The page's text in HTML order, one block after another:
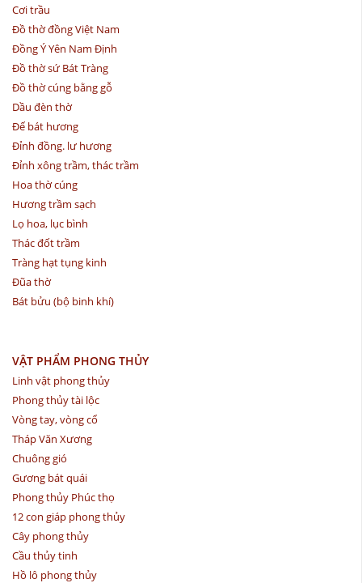
Cơi trầu
Đồ thờ đồng Việt Nam
Đồng Ý Yên Nam Định
Đồ thờ sứ Bát Tràng
Đồ thờ cúng bằng gỗ
Dầu đèn thờ
Đế bát hương
Đỉnh đồng. lư hương
Đỉnh xông trầm, thác trầm
Hoa thờ cúng
Hương trầm sạch
Lọ hoa, lục bình
Thác đốt trầm
Tràng hạt tụng kinh
Đũa thờ
Bát bửu (bộ binh khí)
VẬT PHẨM PHONG THỦY
Linh vật phong thủy
Phong thủy tài lộc
Vòng tay, vòng cổ
Tháp Văn Xương
Chuông gió
Gương bát quái
Phong thủy Phúc thọ
12 con giáp phong thủy
Cây phong thủy
Cầu thủy tinh
Hồ lô phong thủy